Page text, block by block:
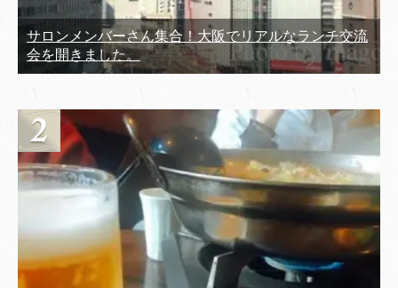
サロンメンバーさん集合！大阪でリアルなランチ交流
会を開きました。